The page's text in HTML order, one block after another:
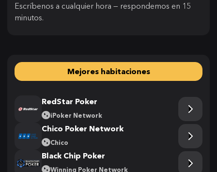
Escríbenos a cualquier hora — respondemos en 15
minutos.
Mejores habitaciones
RedStar Poker
iPoker Network
Chico Poker Network
Chico
Black Chip Poker
Winning Poker Network